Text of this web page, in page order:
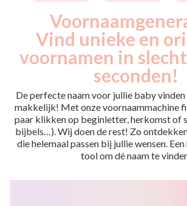
Vind unieke en
voornamen in
seconden!
De perfecte naam voor jullie baby
makkelijk! Met onze voornaammachine
paar klikken op beginletter, herkomst of
bijbels…). Wij doen de rest! Zo
die helemaal passen bij jullie wensen.
tool om dé naam te